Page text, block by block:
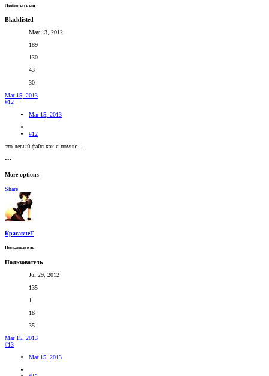
Любопытный
Blacklisted
May 13, 2012
189
130
43
30
Mar 15, 2013
#12
Mar 15, 2013
#12
это левый файл как я помню...
•••
More options
Share
КрасавчеГ
Пользователь
Пользователь
Jul 29, 2012
135
1
18
35
Mar 15, 2013
#13
Mar 15, 2013